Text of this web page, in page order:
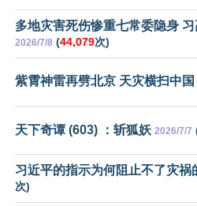
多地灾害死伤惨重七常委隐身
2026/7/8 (44,079次)
紫霄神雷再劈北京 天灾横扫中国
天下奇谭 (603) ：斩狐妖 2026/7/7
习近平的指示为何阻止不了灾祸
次)